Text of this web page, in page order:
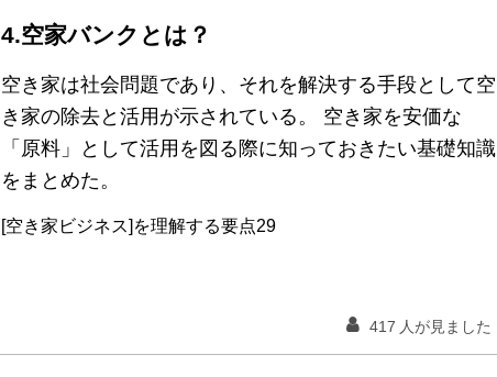
4.空家バンクとは？
空き家は社会問題であり、それを解決する手段として空
き家の除去と活用が示されている。 空き家を安価な
「原料」として活用を図る際に知っておきたい基礎知識
をまとめた。
[空き家ビジネス]を理解する要点29
417 人が見ました